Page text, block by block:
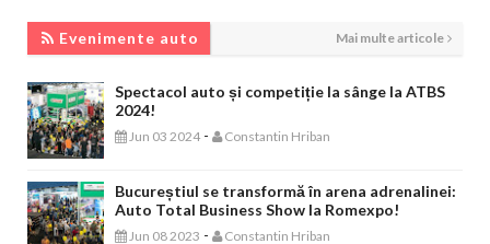
Evenimente auto Mai multe articole
Spectacol auto și competiție la sânge la ATBS
2024!
Jun 03 2024 - Constantin Hriban
Bucureștiul se transformă în arena adrenalinei:
Auto Total Business Show la Romexpo!
Jun 08 2023 - Constantin Hriban